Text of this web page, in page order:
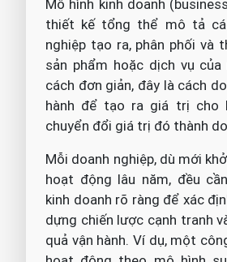
Mô hình kinh doanh
thiết kế tổng thể mô tả
nghiệp tạo ra, phân phối và
sản phẩm hoặc dịch vụ
cách đơn giản, đây là cách
hành để tạo ra giá trị cho
chuyển đổi giá trị đó thành
Mỗi doanh nghiệp, dù mới
hoạt động lâu năm, đều
kinh doanh rõ ràng để xác
dựng chiến lược cạnh tranh
quả vận hành. Ví dụ, một